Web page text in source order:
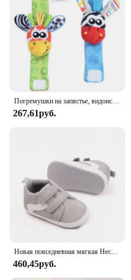
Погремушки на запястье, видоискатель для ног, детская игрушка для малышей, браслет на руку, браслет на запястье, погремушка, детские игрушки для новорожденных 0-12 месяцев
267,61руб.
Новая повседневная мягкая Нескользящая спортивная обувь для малышей, мальчиков и девочек
460,45руб.